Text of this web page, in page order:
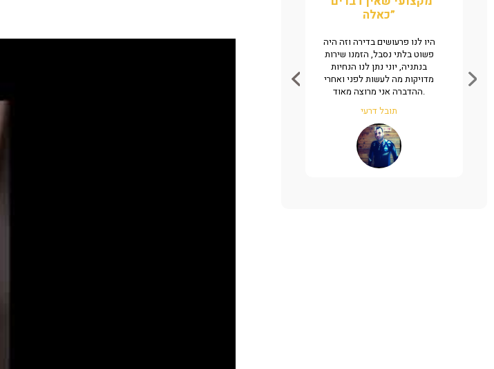
לעכשיו להדברת חולדות בבניין
היו לנו פרעושים בדירה וזה היה
מדויקות מה לעשות לפני ואחרי
המשרד, שלחנו אליכם ווצאפ לזיהוי
המענה היה ממש מהיר תוך דקות,
ראינו שמדובר במקצוענים והזמנו
מיד שירות. אין ספק שמדובר
במקצוענים שיודעים מה עושים,
רותי פינקלשטיין